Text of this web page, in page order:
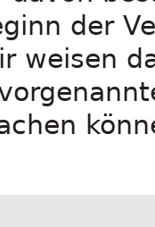
der
weisen